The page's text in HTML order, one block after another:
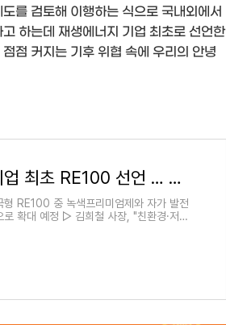
를 검토해 이행하는 식으로 국내외에서
하는데 재생에너지 기업 최초로 선언한
점 커지는 기후 위협 속에 우리의 안녕
한화큐셀, 재생에너지 기업 최초 RE100 선언 … ESG 경영에 박차
RE100 중 녹색프리미엄제와 자가 발전
확대 예정 ▷ 김희철 사장, "친환경·저탄